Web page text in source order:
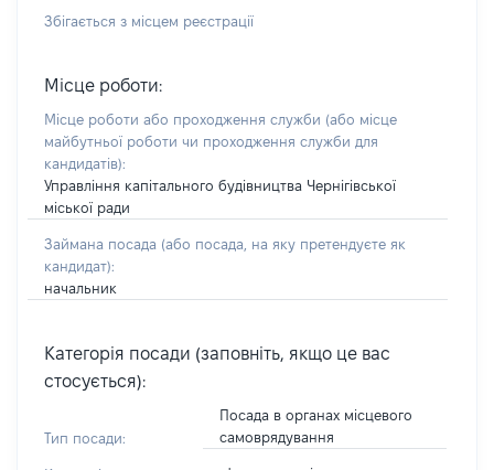
Збігається з місцем реєстрації
Місце роботи:
Місце роботи або проходження служби (або місце
майбутньої роботи чи проходження служби для
кандидатів):
Управління капітального будівництва Чернігівської
міської ради
Займана посада (або посада, на яку претендуєте як
кандидат):
начальник
Категорія посади (заповніть, якщо це вас
стосується):
Тип посади:
Посада в органах місцевого
самоврядування